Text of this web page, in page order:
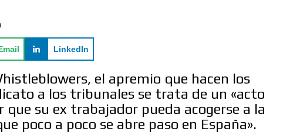
el impacto real de las macrogranjas en el Levante
como el nuevo folclore de la resistencia.
Audit for Marine Insurers in the Strait of Gibraltar.
emergente: un informe alerta del impacto del Hantavirus
civil
LinkedIn
el apremio que hacen los
a los tribunales se trata de un «acto
que su ex trabajador pueda acogerse a la
poco a poco se abre paso en España».